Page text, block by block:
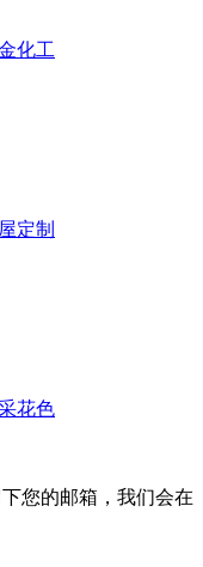
化工
定制
花色
您的邮箱，我们会在